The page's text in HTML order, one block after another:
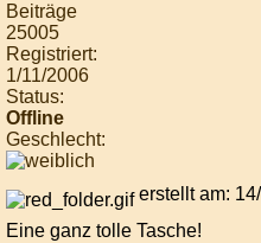
Beiträge
25005
Registriert:
1/11/2006
Status:
Offline
Geschlecht:
erstellt am:
Eine ganz tolle Tasche!